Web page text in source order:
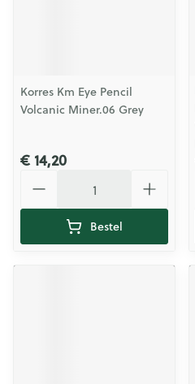
Korres Km Eye Pencil
Volcanic Miner.06 Grey
€ 14,20
Bestel